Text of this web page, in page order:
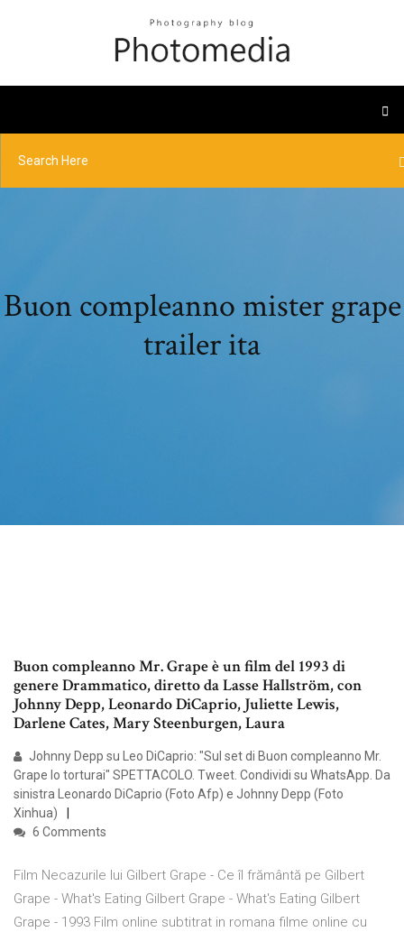
Buon compleanno mister grape
trailer ita
Buon compleanno Mr. Grape è un film del 1993 di
genere Drammatico, diretto da Lasse Hallström, con
Johnny Depp, Leonardo DiCaprio, Juliette Lewis,
Darlene Cates, Mary Steenburgen, Laura
Johnny Depp su Leo DiCaprio: "Sul set di Buon compleanno Mr.
Grape lo torturai" SPETTACOLO. Tweet. Condividi su WhatsApp. Da
sinistra Leonardo DiCaprio (Foto Afp) e Johnny Depp (Foto
Xinhua)
6 Comments
Film Necazurile lui Gilbert Grape - Ce îl frământă pe Gilbert
Grape - What's Eating Gilbert Grape - What's Eating Gilbert
Grape - 1993 Film online subtitrat in romana filme online cu